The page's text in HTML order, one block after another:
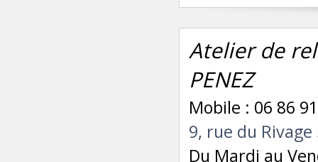
Atelier de
PENEZ
Mobile : 06 86
9, rue du Rivage
Du Mardi au